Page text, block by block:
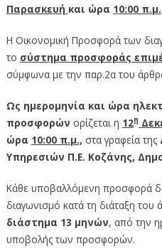
Παρασκευή και ώρα 10:00 π.μ.
Η Οικονομική Προσφορά των
το σύστημα προσφοράς
σύμφωνα με την παρ.2α του
Ως ημερομηνία και ώρα
προσφορών ορίζεται η 12η
ώρα 10:00 π.μ., στα γραφεία της
Υπηρεσιών Π.Ε. Κοζάνης,
Κάθε υποβαλλόμενη προσφορά
διαγωνισμό κατά τη διάταξη
διάστημα 13 μηνών, από την
υποβολής των προσφορών.